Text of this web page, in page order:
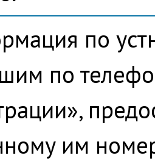
по
по
им